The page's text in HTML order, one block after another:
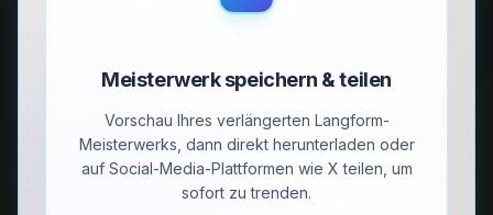
🚀
Meisterwerk speichern & teilen
Vorschau Ihres verlängerten Langform-
Meisterwerks, dann direkt herunterladen oder
auf Social-Media-Plattformen wie X teilen, um
sofort zu trenden.